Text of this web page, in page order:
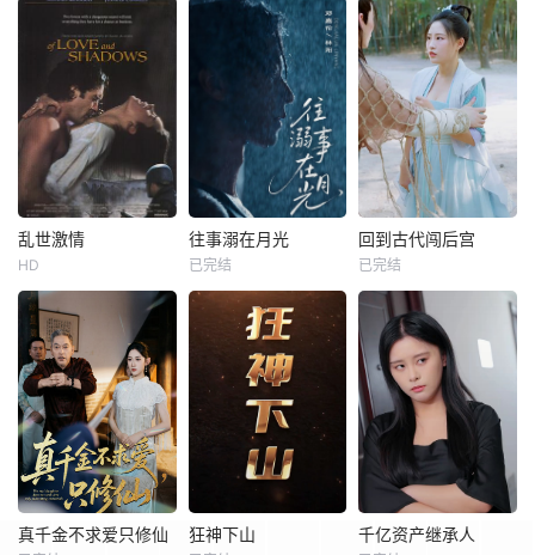
乱世激情
HD
往事溺在月光
已完结
回到古代闯后宫
已完结
真千金不求爱只修仙 狂神下山 千亿资产继承人